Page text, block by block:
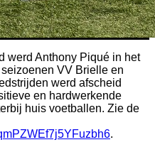
werd Anthony Piqué in het
VV Brielle en
werd afscheid
en hardwerkende
huis voetballen. Zie de
.